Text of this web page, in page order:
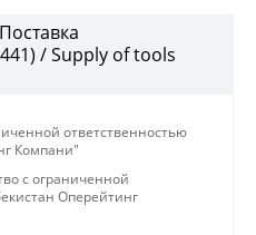
/ Supply of tools
ответственностью
Компани"
с ограниченной
Оперейтинг